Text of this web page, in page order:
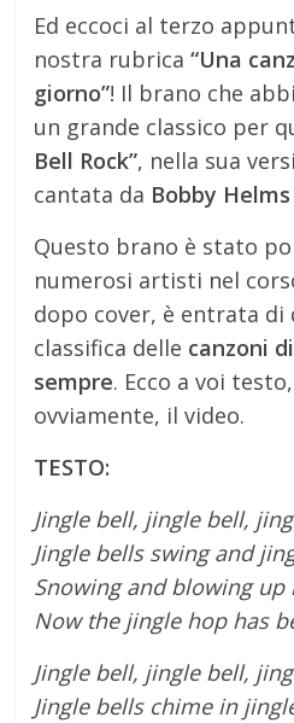
Ed eccoci al terzo
nostra rubrica “Una
giorno”! Il brano che
un grande classico per
Bell Rock”, nella sua
cantata da Bobby Helms
Questo brano è stato
numerosi artisti nel
dopo cover, è entrata
classifica delle canzoni
sempre. Ecco a voi
ovviamente, il video.
TESTO:
Jingle bell, jingle bell,
Jingle bells swing and
Snowing and blowing
Now the jingle hop has
Jingle bell, jingle bell,
Jingle bells chime in